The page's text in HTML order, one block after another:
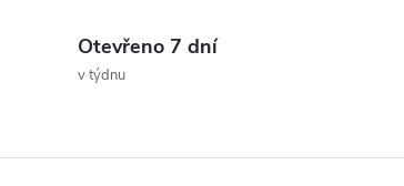
á
a
Otevřeno 7 dní
v týdnu